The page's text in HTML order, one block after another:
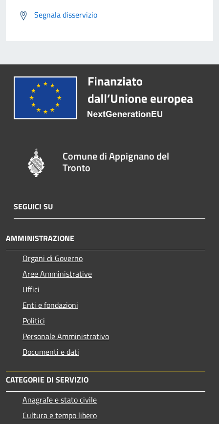
Segnala disservizio
Comune di Appignano del
Tronto
SEGUICI SU
AMMINISTRAZIONE
Organi di Governo
Aree Amministrative
Uffici
Enti e fondazioni
Politici
Personale Amministrativo
Documenti e dati
CATEGORIE DI SERVIZIO
Anagrafe e stato civile
Cultura e tempo libero